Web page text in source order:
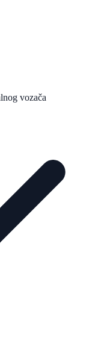
vozača